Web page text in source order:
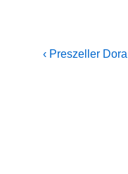
Bejegyzés
Previous
‹ Preszeller Dora